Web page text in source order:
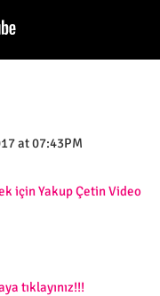
at 07:43PM
için Yakup Çetin Video
tıklayınız!!!